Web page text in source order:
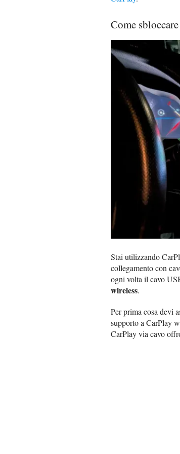
Come
Stai utilizzando
collegamento con
ogni volta il cavo
wireless.
Per prima cosa devi
supporto a CarPlay
CarPlay via cavo